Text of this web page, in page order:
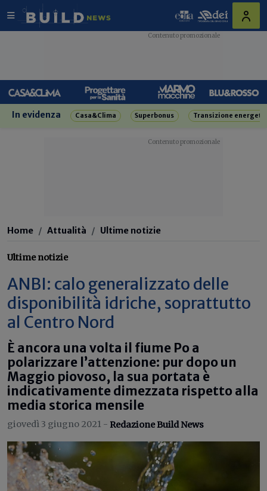
In evidenza Casa&Clima Superbonus Transizione
Home Attualità Ultime notizie
Ultime notizie
ANBI: calo generalizzato delle
disponibilità idriche, soprattutto
al Centro Nord
È ancora una volta il fiume Po a
polarizzare l’attenzione: pur dopo un
Maggio piovoso, la sua portata è
indicativamente dimezzata rispetto alla
media storica mensile
giovedì 3 giugno 2021 - Redazione Build News